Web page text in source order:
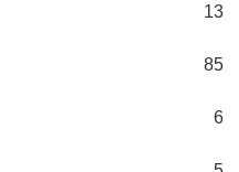
13
85
6